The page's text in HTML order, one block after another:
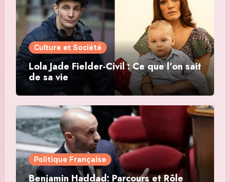
Culture et Société
Lola Jade Fielder-Civil : Ce que l’on sait
de sa vie
Politique Française
Benjamin Haddad: Parcours et Rôle